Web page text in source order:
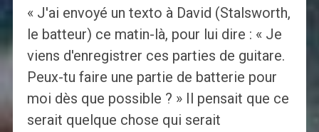
« J'ai envoyé un texto à David (Stalsworth,
le batteur) ce matin-là, pour lui dire : « Je
viens d'enregistrer ces parties de guitare.
Peux-tu faire une partie de batterie pour
moi dès que possible ? » Il pensait que ce
serait quelque chose qui serait